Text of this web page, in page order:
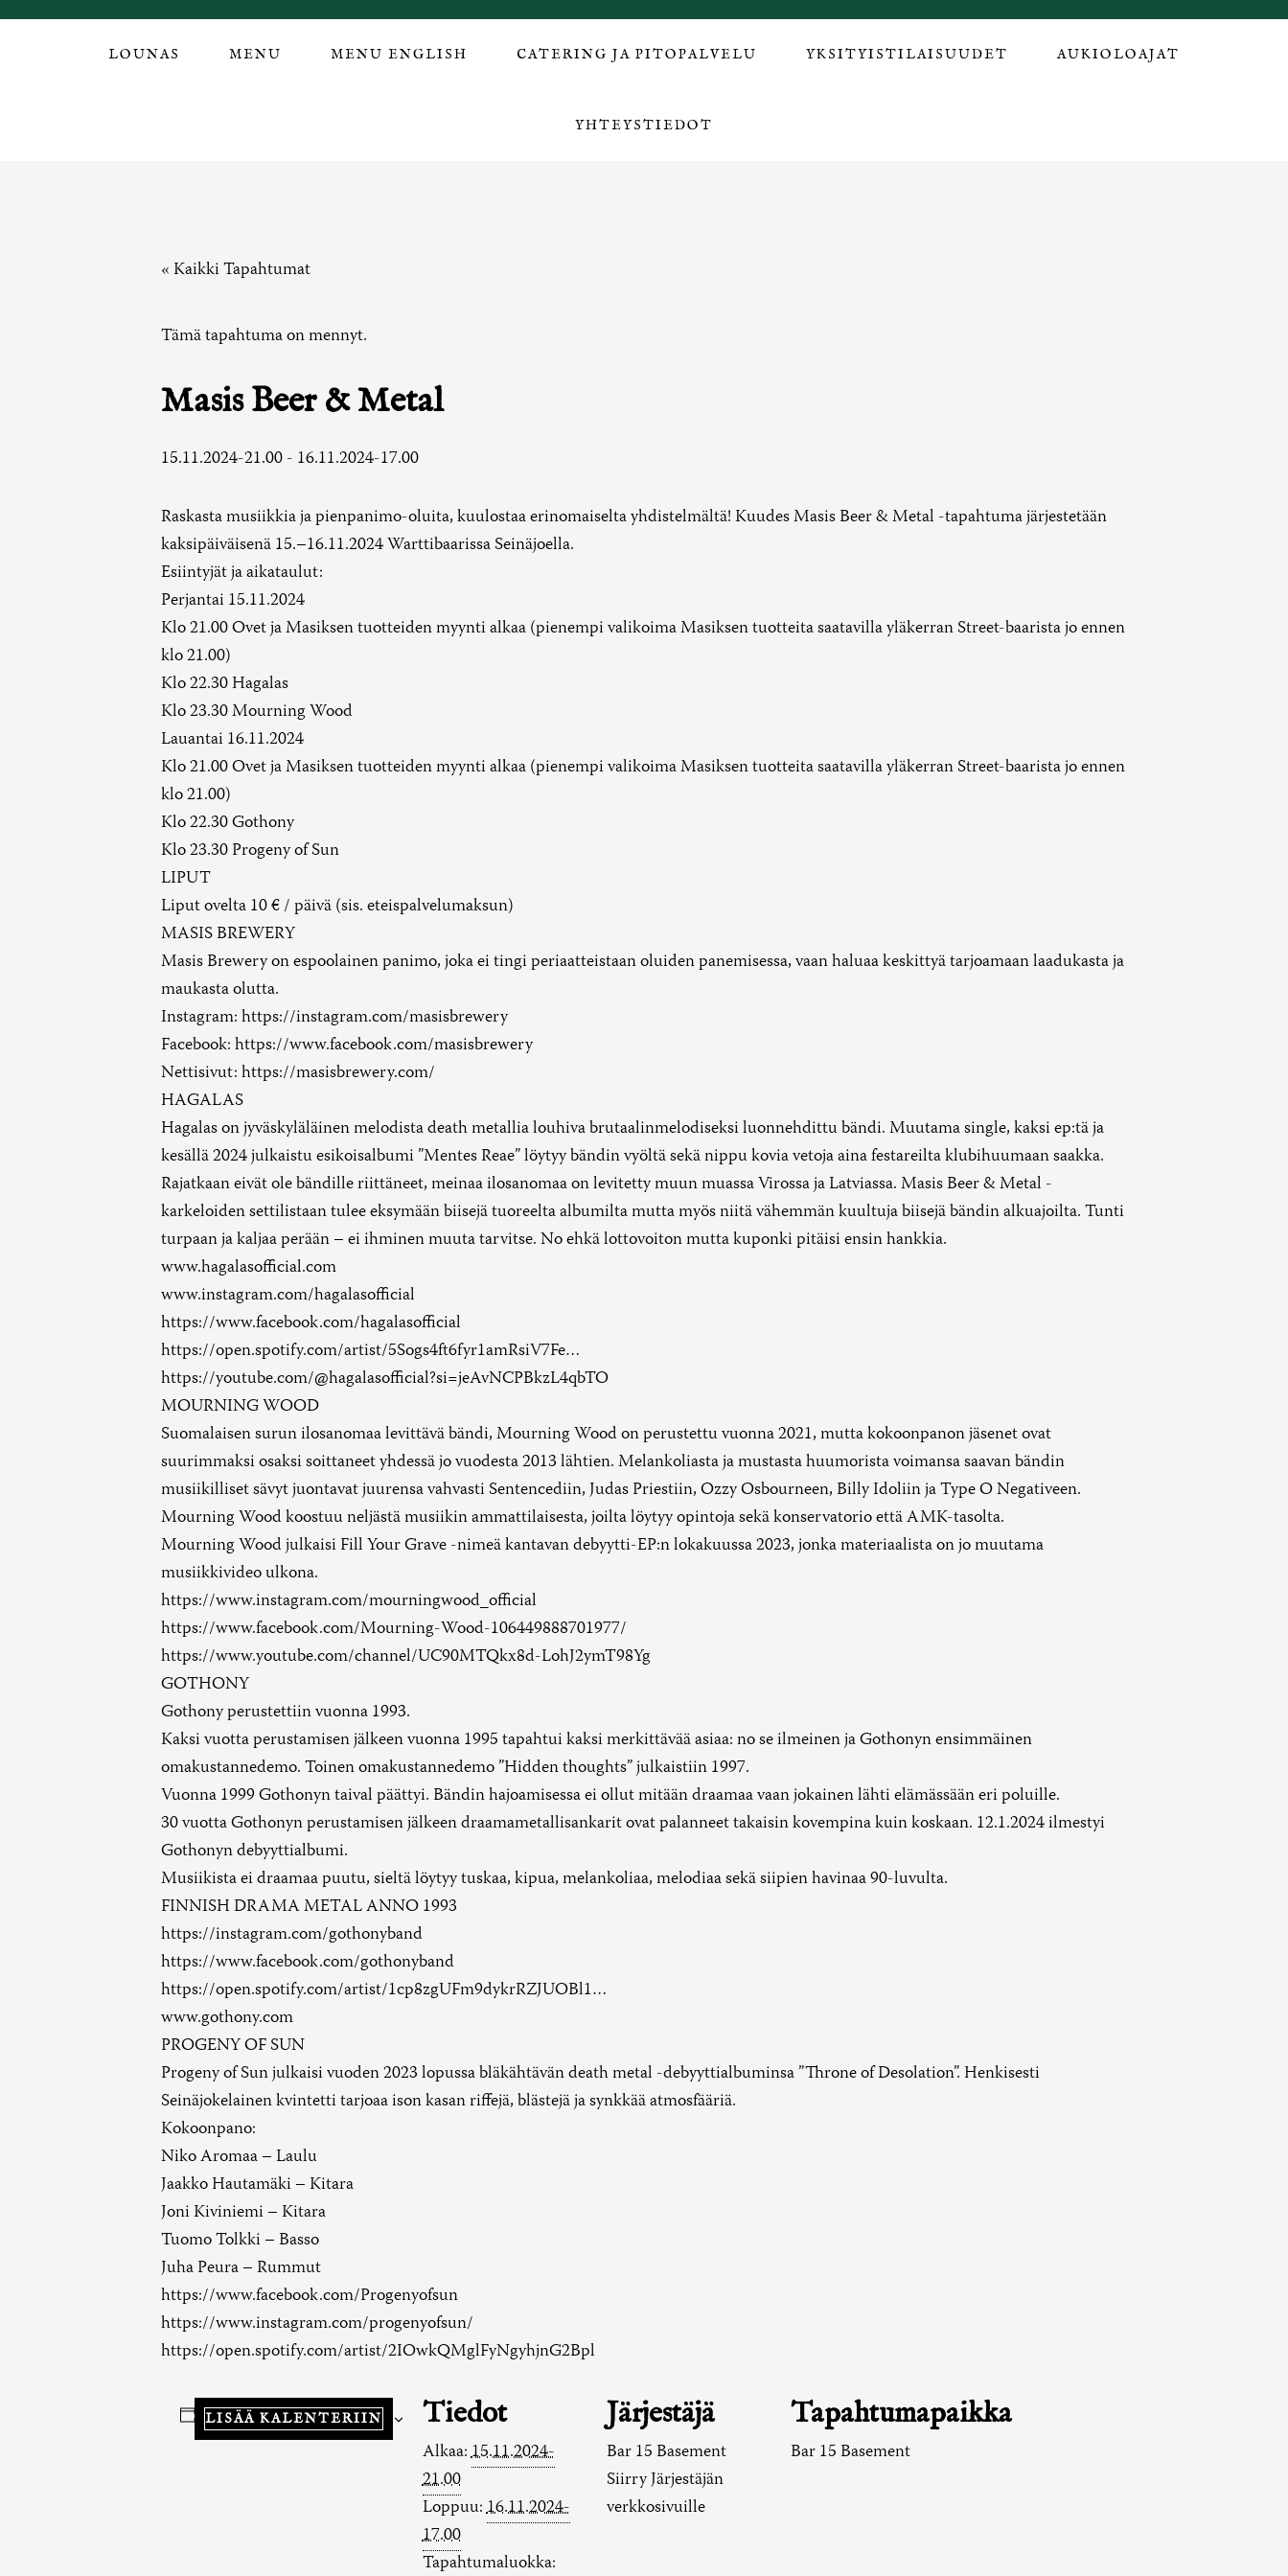
LOUNAS MENU MENU ENGLISH CATERING JA PITOPALVELU YKSITYISTILAISUUDET AUKIOLOAJAT
YHTEYSTIEDOT
« Kaikki Tapahtumat
Tämä tapahtuma on mennyt.
Masis Beer & Metal
15.11.2024-21.00- 16.11.2024-17.00
Raskasta musiikkia ja pienpanimo-oluita, kuulostaa erinomaiselta yhdistelmältä! Kuudes Masis Beer & Metal -tapahtuma järjestetään
kaksipäiväisenä 15.–16.11.2024 Warttibaarissa Seinäjoella.
Esiintyjät ja aikataulut:
Perjantai 15.11.2024
Klo 21.00 Ovet ja Masiksen tuotteiden myynti alkaa (pienempi valikoima Masiksen tuotteita saatavilla yläkerran Street-baarista jo ennen
klo 21.00)
Klo 22.30 Hagalas
Klo 23.30 Mourning Wood
Lauantai 16.11.2024
Klo 21.00 Ovet ja Masiksen tuotteiden myynti alkaa (pienempi valikoima Masiksen tuotteita saatavilla yläkerran Street-baarista jo ennen
klo 21.00)
Klo 22.30 Gothony
Klo 23.30 Progeny of Sun
LIPUT
Liput ovelta 10 € / päivä (sis. eteispalvelumaksun)
MASIS BREWERY
Masis Brewery on espoolainen panimo, joka ei tingi periaatteistaan oluiden panemisessa, vaan haluaa keskittyä tarjoamaan laadukasta ja
maukasta olutta.
Instagram:https://instagram.com/masisbrewery
Facebook:https://www.facebook.com/masisbrewery
Nettisivut:https://masisbrewery.com/
HAGALAS
Hagalas on jyväskyläläinen melodista death metallia louhiva brutaalinmelodiseksi luonnehdittu bändi. Muutama single, kaksi ep:tä ja
kesällä 2024 julkaistu esikoisalbumi ”Mentes Reae” löytyy bändin vyöltä sekä nippu kovia vetoja aina festareilta klubihuumaan saakka.
Rajatkaan eivät ole bändille riittäneet, meinaa ilosanomaa on levitetty muun muassa Virossa ja Latviassa. Masis Beer & Metal -
karkeloiden settilistaan tulee eksymään biisejä tuoreelta albumilta mutta myös niitä vähemmän kuultuja biisejä bändin alkuajoilta. Tunti
turpaan ja kaljaa perään – ei ihminen muuta tarvitse. No ehkä lottovoiton mutta kuponki pitäisi ensin hankkia.
www.hagalasofficial.com
www.instagram.com/hagalasofficial
https://www.facebook.com/hagalasofficial
https://open.spotify.com/artist/5Sogs4ft6fyr1amRsiV7Fe…
https://youtube.com/@hagalasofficial?si=jeAvNCPBkzL4qbTO
MOURNING WOOD
Suomalaisen surun ilosanomaa levittävä bändi, Mourning Wood on perustettu vuonna 2021, mutta kokoonpanon jäsenet ovat
suurimmaksi osaksi soittaneet yhdessä jo vuodesta 2013 lähtien. Melankoliasta ja mustasta huumorista voimansa saavan bändin
musiikilliset sävyt juontavat juurensa vahvasti Sentencediin, Judas Priestiin, Ozzy Osbourneen, Billy Idoliin ja Type O Negativeen.
Mourning Wood koostuu neljästä musiikin ammattilaisesta, joilta löytyy opintoja sekä konservatorio että AMK-tasolta.
Mourning Wood julkaisi Fill Your Grave -nimeä kantavan debyytti-EP:n lokakuussa 2023, jonka materiaalista on jo muutama
musiikkivideo ulkona.
https://www.instagram.com/mourningwood_official
https://www.facebook.com/Mourning-Wood-106449888701977/
https://www.youtube.com/channel/UC90MTQkx8d-LohJ2ymT98Yg
GOTHONY
Gothony perustettiin vuonna 1993.
Kaksi vuotta perustamisen jälkeen vuonna 1995 tapahtui kaksi merkittävää asiaa: no se ilmeinen ja Gothonyn ensimmäinen
omakustannedemo. Toinen omakustannedemo ”Hidden thoughts” julkaistiin 1997.
Vuonna 1999 Gothonyn taival päättyi. Bändin hajoamisessa ei ollut mitään draamaa vaan jokainen lähti elämässään eri poluille.
30 vuotta Gothonyn perustamisen jälkeen draamametallisankarit ovat palanneet takaisin kovempina kuin koskaan. 12.1.2024 ilmestyi
Gothonyn debyyttialbumi.
Musiikista ei draamaa puutu, sieltä löytyy tuskaa, kipua, melankoliaa, melodiaa sekä siipien havinaa 90-luvulta.
FINNISH DRAMA METAL ANNO 1993
https://instagram.com/gothonyband
https://www.facebook.com/gothonyband
https://open.spotify.com/artist/1cp8zgUFm9dykrRZJUOBl1…
www.gothony.com
PROGENY OF SUN
Progeny of Sun julkaisi vuoden 2023 lopussa bläkähtävän death metal -debyyttialbuminsa ”Throne of Desolation”. Henkisesti
Seinäjokelainen kvintetti tarjoaa ison kasan riffejä, blästejä ja synkkää atmosfääriä.
Kokoonpano:
Niko Aromaa – Laulu
Jaakko Hautamäki – Kitara
Joni Kiviniemi – Kitara
Tuomo Tolkki – Basso
Juha Peura – Rummut
https://www.facebook.com/Progenyofsun
https://www.instagram.com/progenyofsun/
https://open.spotify.com/artist/2IOwkQMglFyNgyhjnG2Bpl
LISÄÄ KALENTERIIN Tiedot
Alkaa:15.11.2024-
21.00
Loppuu:16.11.2024-
17.00
Tapahtumaluokka:
Järjestäjä
Bar 15 Basement
Siirry Järjestäjän
verkkosivuille
Tapahtumapaikka
Bar 15 Basement